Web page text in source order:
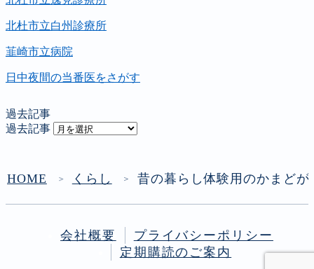
北杜市立白州診療所
韮崎市立病院
日中夜間の当番医をさがす
過去記事
過去記事
HOME ＞ くらし ＞ 昔の暮らし体験用のかまどが
会社概要
プライバシーポリシー
定期購読のご案内